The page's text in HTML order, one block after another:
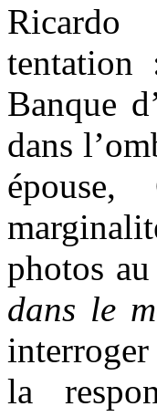
tentation
Banque
dans
photos
dans le
la